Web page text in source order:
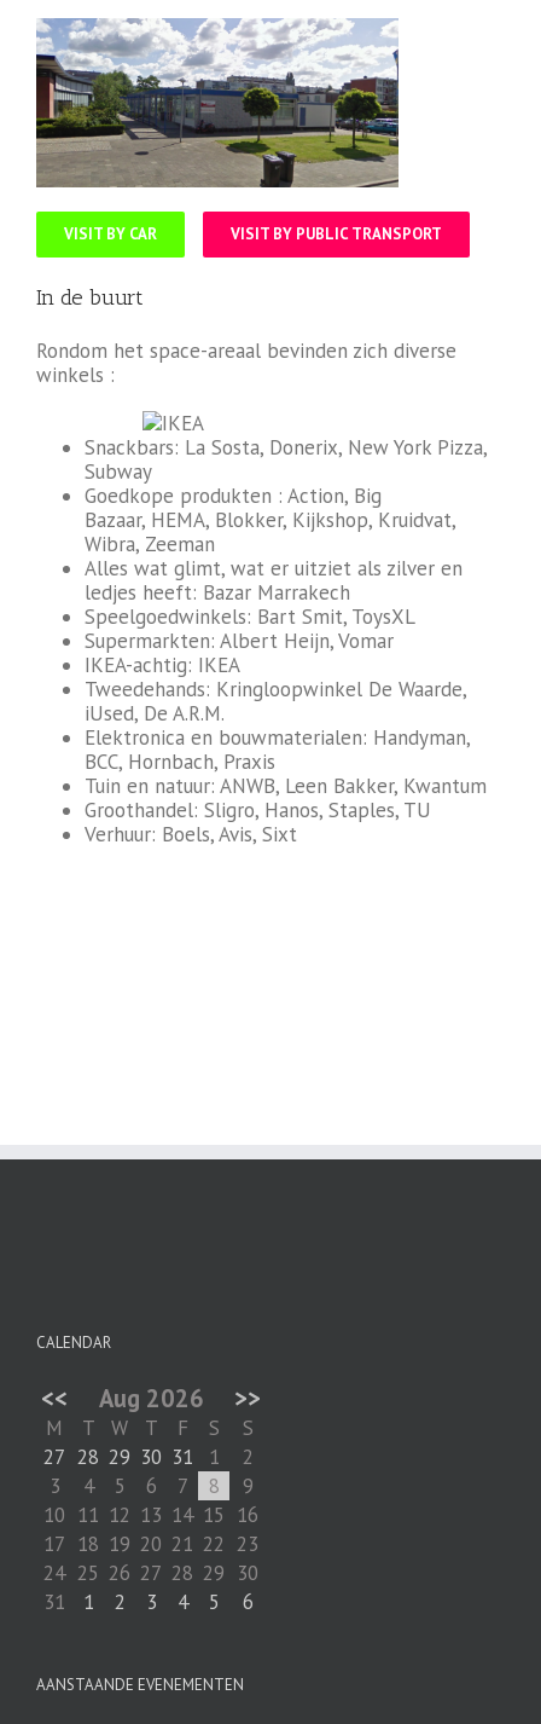
VISIT BY CAR VISIT BY PUBLIC TRANSPORT
In de buurt
Rondom het space-areaal bevinden zich diverse
winkels :
Snackbars: La Sosta, Donerix, New York Pizza,
Subway
Goedkope produkten : Action, Big
Bazaar, HEMA, Blokker, Kijkshop, Kruidvat,
Wibra, Zeeman
Alles wat glimt, wat er uitziet als zilver en
ledjes heeft: Bazar Marrakech
Speelgoedwinkels: Bart Smit, ToysXL
Supermarkten: Albert Heijn, Vomar
IKEA-achtig: IKEA
Tweedehands: Kringloopwinkel De Waarde,
iUsed, De A.R.M.
Elektronica en bouwmaterialen: Handyman,
BCC, Hornbach, Praxis
Tuin en natuur: ANWB, Leen Bakker, Kwantum
Groothandel: Sligro, Hanos, Staples, TU
Verhuur: Boels, Avis, Sixt
CALENDAR
<< Aug 2026 >>
M T W T F S
S
27 28 29 30 31 1
2
3
4 5 6 7 8
9
10 11 12 13 14 15
16
17 18 19 20 21 22 23
24 25 26 27 28 29 30
31
1 2 3 4 5 6
AANSTAANDE EVENEMENTEN